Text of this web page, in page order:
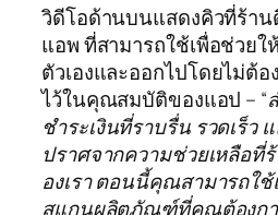
วิดีโอด้านบนแสดงคิวที่ร้า
แอพ ที่สามารถใช้เพื่อช่วยใ
ตัวเองและออกไปโดยไม่ต้
ไว้ในคุณสมบัติของแอป – “
ชำระเงินที่ราบรื่น รวดเร็ว
ปราศจากความช่วยเหลือ
องเรา ตอนนี้คุณสามารถใช้
สแกนผลิตภัณฑ์ที่คุณต้องกา